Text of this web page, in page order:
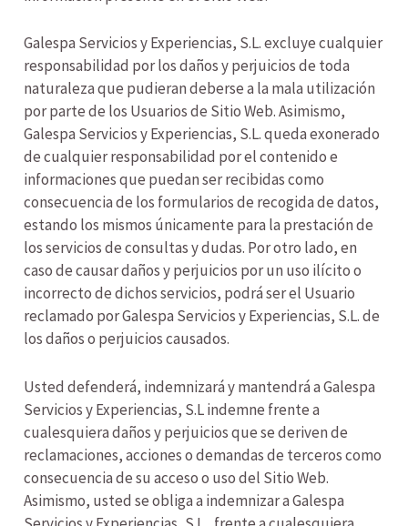
Galespa Servicios y Experiencias, S.L. excluye cualquier
responsabilidad por los daños y perjuicios de toda
naturaleza que pudieran deberse a la mala utilización
por parte de los Usuarios de Sitio Web. Asimismo,
Galespa Servicios y Experiencias, S.L. queda exonerado
de cualquier responsabilidad por el contenido e
informaciones que puedan ser recibidas como
consecuencia de los formularios de recogida de datos,
estando los mismos únicamente para la prestación de
los servicios de consultas y dudas. Por otro lado, en
caso de causar daños y perjuicios por un uso ilícito o
incorrecto de dichos servicios, podrá ser el Usuario
reclamado por Galespa Servicios y Experiencias, S.L. de
los daños o perjuicios causados.
Usted defenderá, indemnizará y mantendrá a Galespa
Servicios y Experiencias, S.L indemne frente a
cualesquiera daños y perjuicios que se deriven de
reclamaciones, acciones o demandas de terceros como
consecuencia de su acceso o uso del Sitio Web.
Asimismo, usted se obliga a indemnizar a Galespa